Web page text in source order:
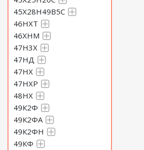
45Х28Н49В5С
46НХТ
46ХНМ
47Н3Х
47НД
47НХ
47НХР
48НХ
49К2Ф
49К2ФА
49К2ФН
49КФ